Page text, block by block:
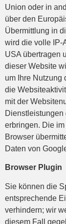
Union oder in
über den
Übermittlung in
wird die volle IP-
USA übertragen
dieser Website
um Ihre Nutzung
die
mit der
Dienstleistungen
erbringen. Die
Browser
Daten von
Browser Plugin
Sie können die
entsprechende
verhindern; wir
diesem Fall